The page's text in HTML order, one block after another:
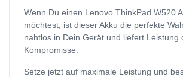
Wenn Du einen Lenovo ThinkPad W520
möchtest, ist dieser Akku die perfekte
nahtlos in Dein Gerät und liefert Leistung
Kompromisse.
Setze jetzt auf maximale Leistung und